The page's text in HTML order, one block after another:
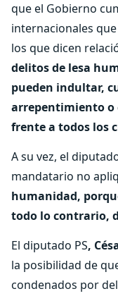
que el Gobierno
internacionales
los que dicen
delitos de lesa
pueden indultar,
arrepentimiento o
frente a todos los
A su vez, el
mandatario no
humanidad,
todo lo contrario,
El diputado PS,
la posibilidad de
condenados por